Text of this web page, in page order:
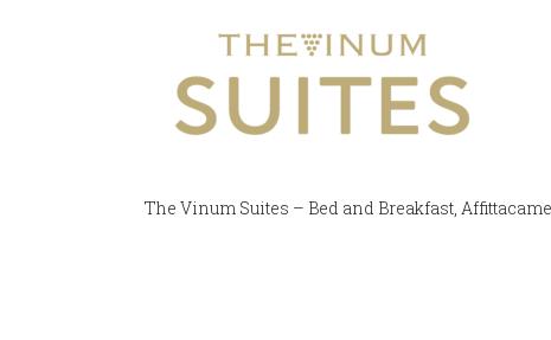
The Vinum Suites – Bed and Breakfast,